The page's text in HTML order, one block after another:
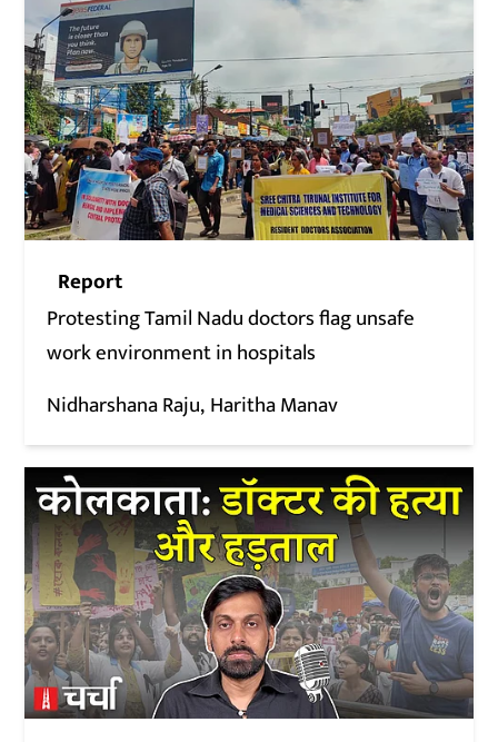
Report
Protesting Tamil Nadu doctors flag unsafe
work environment in hospitals
Nidharshana Raju Haritha Manav